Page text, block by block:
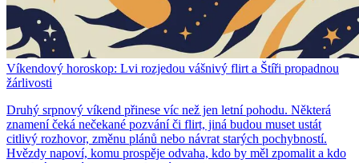
Víkendový horoskop: Lvi rozjedou vášnivý flirt a Štíři propadnou
žárlivosti
Druhý srpnový víkend přinese víc než jen letní pohodu. Některá
znamení čeká nečekané pozvání či flirt, jiná budou muset ustát
citlivý rozhovor, změnu plánů nebo návrat starých pochybností.
Hvězdy napoví, komu prospěje odvaha, kdo by měl zpomalit a kdo